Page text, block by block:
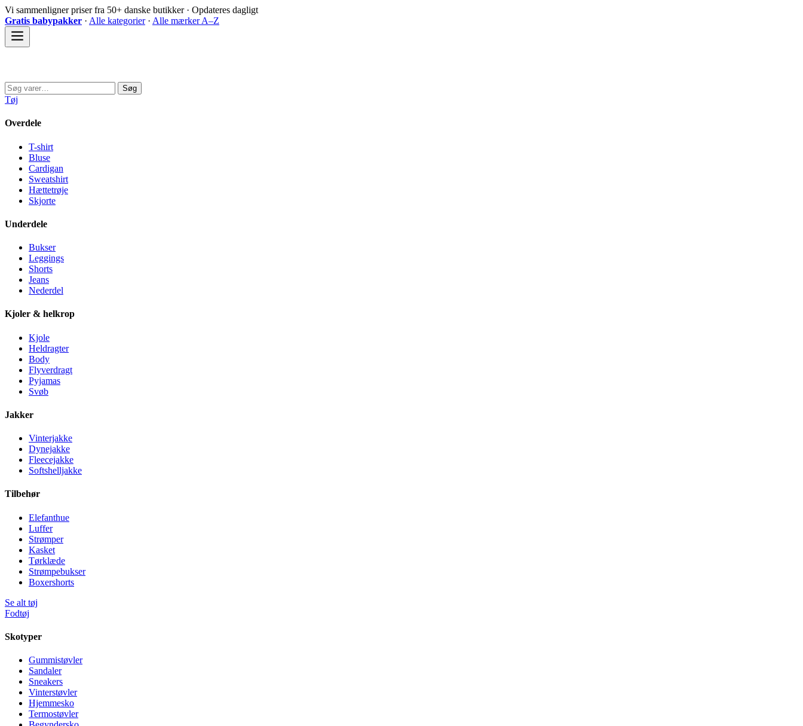
Spring
til
indhold
Vi sammenligner priser fra 50+ danske butikker · Opdateres dagligt
Gratis babypakker · Alle kategorier· Alle mærker A–Z
Søg
efter:
Søg
Tøj
Overdele
T-shirt
Bluse
Cardigan
Sweatshirt
Hættetrøje
Skjorte
Underdele
Bukser
Leggings
Shorts
Jeans
Nederdel
Kjoler & helkrop
Kjole
Heldragter
Body
Flyverdragt
Pyjamas
Svøb
Jakker
Vinterjakke
Dynejakke
Fleecejakke
Softshelljakke
Tilbehør
Elefanthue
Luffer
Strømper
Kasket
Tørklæde
Strømpebukser
Boxershorts
Se alt tøj
Fodtøj
Skotyper
Gummistøvler
Sandaler
Sneakers
Vinterstøvler
Hjemmesko
Termostøvler